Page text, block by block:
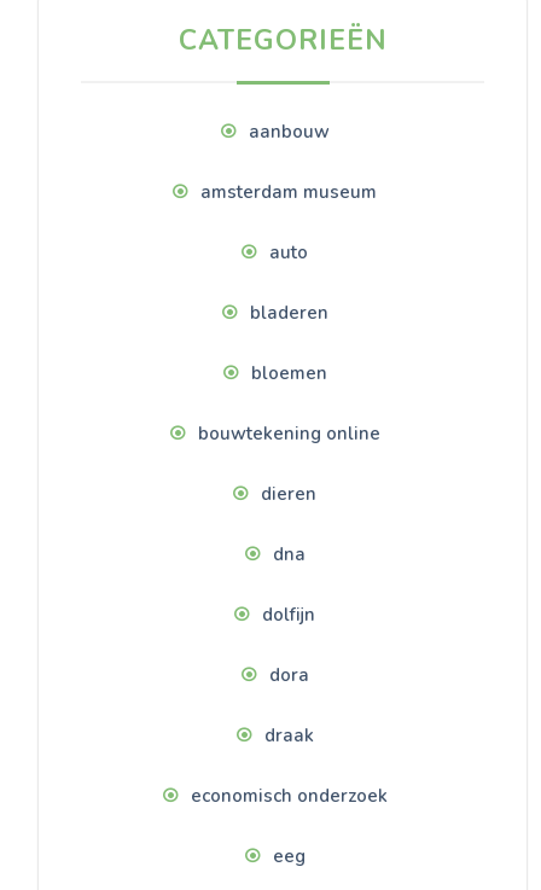
CATEGORIEËN
aanbouw
amsterdam museum
auto
bladeren
bloemen
bouwtekening online
dieren
dna
dolfijn
dora
draak
economisch onderzoek
eeg